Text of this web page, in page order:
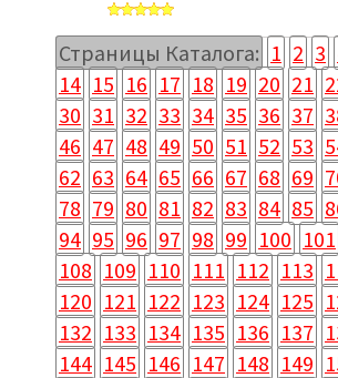
Страницы Каталога: 1 2 3
14 15 16 17 18 19 20 21
30 31 32 33 34 35 36 37
46 47 48 49 50 51 52 53
62 63 64 65 66 67 68 69
78 79 80 81 82 83 84 85
94 95 96 97 98 99 100 101
108 109 110 111 112 113
120 121 122 123 124 125
132 133 134 135 136 137
144 145 146 147 148 149